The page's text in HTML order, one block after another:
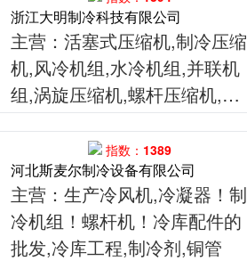
组,真空压力表,快速接头,加氟
管,机组油表,开启阀,管路维修
工具,空调阀门,铜配件
浙江大明制冷科技有限公司
主营 ：活塞式压缩机,制冷压缩
机,风冷机组,水冷机组,并联机
组,涡旋压缩机,螺杆压缩机,螺
杆机组,半封闭压缩机,大明压
指数：1389
河北斯麦尔制冷设备有限公司
主营 ：生产冷风机,冷凝器！制
冷机组！螺杆机！冷库配件的
批发,冷库工程,制冷剂,铜管